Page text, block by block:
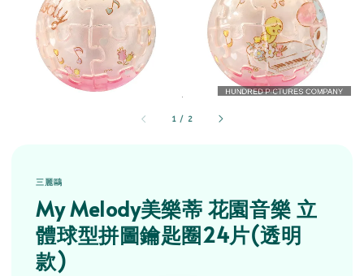
1 / 2
三麗鷗
My Melody美樂蒂 花園音樂 立
體球型拼圖鑰匙圈24片(透明
款)